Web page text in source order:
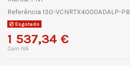
Referência 130-VCNRTX4000ADALP-PB
Esgotado
1 537,34 €
Com IVA